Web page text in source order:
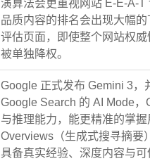
演算法会更重视网站 E-E-A-
品质内容的排名会出现大幅
评估页面，即使整个网站权
被单独降权。
Google 正式发布 Gemini 3，
Google Search 的 AI Mode
与推理能力，能更精准的掌
Overviews（生成式搜寻摘要
具备真实经验、深度内容与